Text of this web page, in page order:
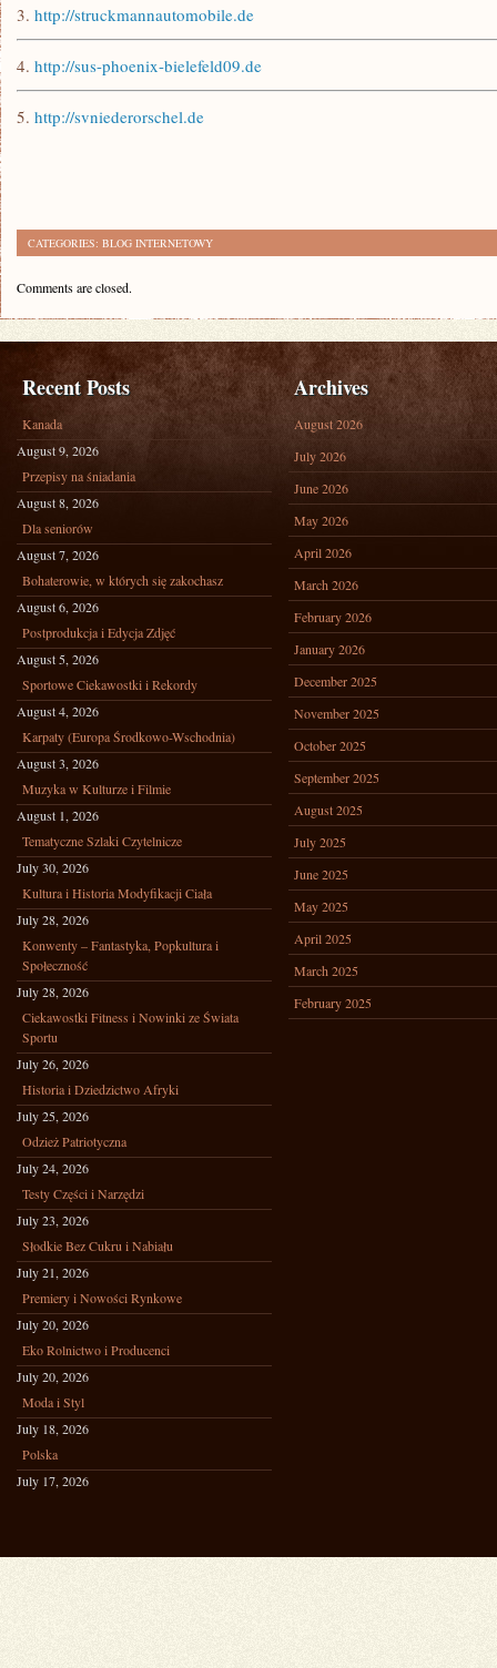
3. http://struckmannautomobile.de
4. http://sus-phoenix-bielefeld09.de
5. http://svniederorschel.de
CATEGORIES: BLOG INTERNETOWY
Comments are closed.
Recent Posts
Kanada
August 9, 2026
Przepisy na śniadania
August 8, 2026
Dla seniorów
August 7, 2026
Bohaterowie, w których się zakochasz
August 6, 2026
Postprodukcja i Edycja Zdjęć
August 5, 2026
Sportowe Ciekawostki i Rekordy
August 4, 2026
Karpaty (Europa Środkowo-Wschodnia)
August 3, 2026
Muzyka w Kulturze i Filmie
August 1, 2026
Tematyczne Szlaki Czytelnicze
July 30, 2026
Kultura i Historia Modyfikacji Ciała
July 28, 2026
Konwenty – Fantastyka, Popkultura i
Społeczność
July 28, 2026
Ciekawostki Fitness i Nowinki ze Świata
Sportu
July 26, 2026
Historia i Dziedzictwo Afryki
July 25, 2026
Odzież Patriotyczna
July 24, 2026
Testy Części i Narzędzi
July 23, 2026
Słodkie Bez Cukru i Nabiału
July 21, 2026
Premiery i Nowości Rynkowe
July 20, 2026
Eko Rolnictwo i Producenci
July 20, 2026
Moda i Styl
July 18, 2026
Polska
July 17, 2026
Archives
August 2026
July 2026
June 2026
May 2026
April 2026
March 2026
February 2026
January 2026
December 2025
November 2025
October 2025
September 2025
August 2025
July 2025
June 2025
May 2025
April 2025
March 2025
February 2025